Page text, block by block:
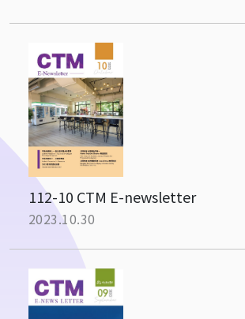
112-10 CTM E-newsletter
2023.10.30